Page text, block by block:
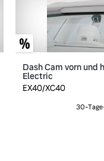
Dash Cam vorn und
Electric
EX40/XC40
30-